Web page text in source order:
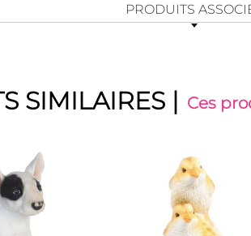
PRODUITS
SIMILAIRES | Ces